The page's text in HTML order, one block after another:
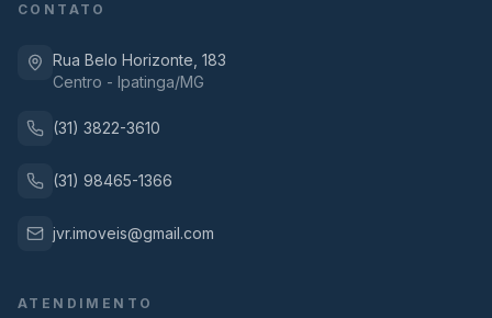
CONTATO
Rua Belo Horizonte, 183
Centro - Ipatinga/MG
(31) 3822-3610
(31) 98465-1366
jvr.imoveis@gmail.com
ATENDIMENTO